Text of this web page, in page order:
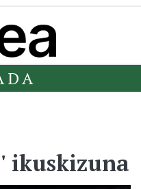
ikuskizuna